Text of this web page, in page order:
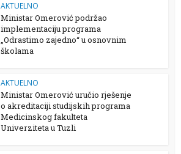
AKTUELNO
Ministar Omerović podržao
implementaciju programa
„Odrastimo zajedno“ u osnovnim
školama
AKTUELNO
Ministar Omerović uručio rješenje
o akreditaciji studijskih programa
Medicinskog fakulteta
Univerziteta u Tuzli